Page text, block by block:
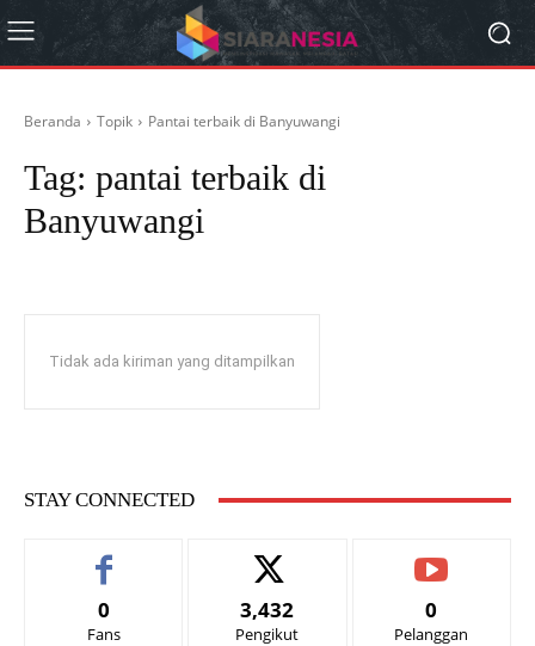
Beranda Topik Pantai terbaik di Banyuwangi
Tag: pantai terbaik di
Banyuwangi
Tidak ada kiriman yang ditampilkan
STAY CONNECTED
0
Fans
3,432
Pengikut
0
Pelanggan